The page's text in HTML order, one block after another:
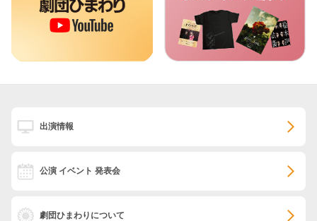
出演情報
公演 イベント 発表会
劇団ひまわりについて